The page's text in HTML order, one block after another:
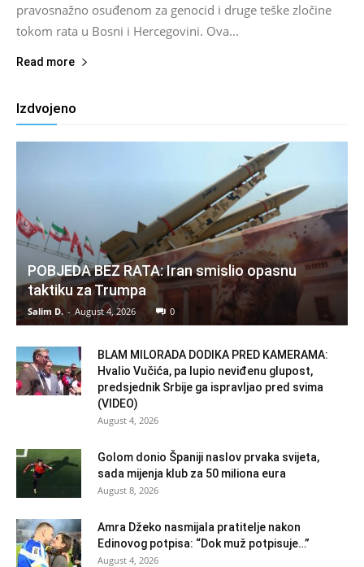
pravosnažno osuđenom za genocid i druge teške zločine
tokom rata u Bosni i Hercegovini. Ova...
Read more
Izdvojeno
POBJEDA BEZ RATA: Iran smislio opasnu
taktiku za Trumpa
Salim D. - August 4, 2026 0
BLAM MILORADA DODIKA PRED KAMERAMA:
Hvalio Vučića, pa lupio neviđenu glupost,
predsjednik Srbije ga ispravljao pred svima
(VIDEO)
August 4, 2026
Golom donio Španiji naslov prvaka svijeta,
sada mijenja klub za 50 miliona eura
August 8, 2026
Amra Džeko nasmijala pratitelje nakon
Edinovog potpisa: “Dok muž potpisuje…”
August 4, 2026